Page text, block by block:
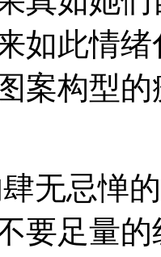
如此情
案构型
无忌惮
要足量